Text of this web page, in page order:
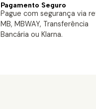
Pagamento Seguro
Pague com segurança via
MB, MBWAY, Transferência
Bancária ou Klarna.